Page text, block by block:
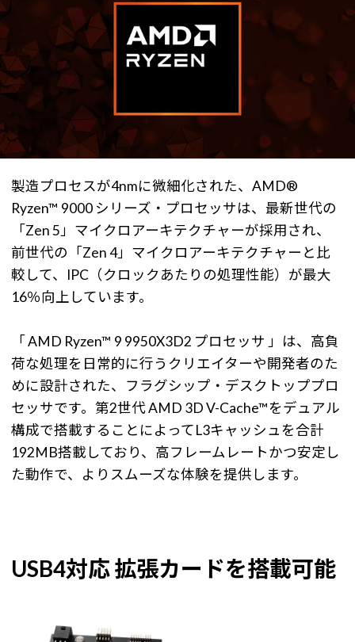
製造プロセスが4nmに微細化された、AMD®
Ryzen™ 9000 シリーズ・プロセッサは、最新世代の
「Zen 5」マイクロアーキテクチャーが採用され、
前世代の「Zen 4」マイクロアーキテクチャーと比
較して、IPC（クロックあたりの処理性能）が最大
16％向上しています。
「 AMD Ryzen™ 9 9950X3D2 プロセッサ 」は、高負
荷な処理を日常的に行うクリエイターや開発者のた
めに設計された、フラグシップ・デスクトッププロ
セッサです。第2世代 AMD 3D V-Cache™をデュアル
構成で搭載することによってL3キャッシュを合計
192MB搭載しており、高フレームレートかつ安定し
た動作で、よりスムーズな体験を提供します。
USB4対応 拡張カードを搭載可能